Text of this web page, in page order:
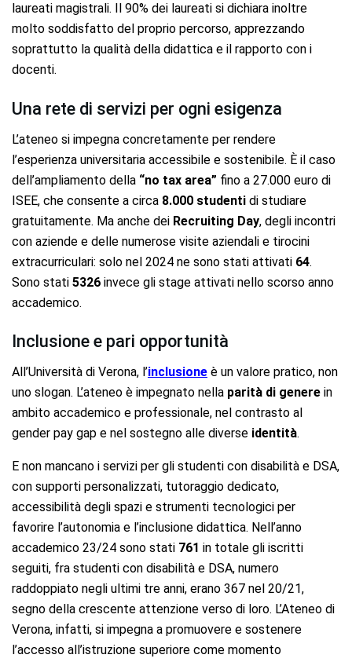
laureati magistrali. Il 90% dei laureati si dichiara inoltre
molto soddisfatto del proprio percorso, apprezzando
soprattutto la qualità della didattica e il rapporto con i
docenti.
Una rete di servizi per ogni esigenza
L’ateneo si impegna concretamente per rendere
l’esperienza universitaria accessibile e sostenibile. È il caso
dell’ampliamento della “no tax area” fino a 27.000 euro di
ISEE, che consente a circa 8.000 studenti di studiare
gratuitamente. Ma anche dei Recruiting Day, degli incontri
con aziende e delle numerose visite aziendali e tirocini
extracurriculari: solo nel 2024 ne sono stati attivati 64.
Sono stati 5326 invece gli stage attivati nello scorso anno
accademico.
Inclusione e pari opportunità
All’Università di Verona, l’inclusione è un valore pratico, non
uno slogan. L’ateneo è impegnato nella parità di genere in
ambito accademico e professionale, nel contrasto al
gender pay gap e nel sostegno alle diverse identità.
E non mancano i servizi per gli studenti con disabilità e DSA,
con supporti personalizzati, tutoraggio dedicato,
accessibilità degli spazi e strumenti tecnologici per
favorire l’autonomia e l’inclusione didattica. Nell’anno
accademico 23/24 sono stati 761 in totale gli iscritti
seguiti, fra studenti con disabilità e DSA, numero
raddoppiato negli ultimi tre anni, erano 367 nel 20/21,
segno della crescente attenzione verso di loro. L’Ateneo di
Verona, infatti, si impegna a promuovere e sostenere
l’accesso all’istruzione superiore come momento